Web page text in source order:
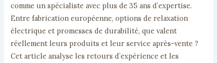
comme un spécialiste avec plus de 35 ans d’expertise.
Entre fabrication européenne, options de relaxation
électrique et promesses de durabilité, que valent
réellement leurs produits et leur service après-vente ?
Cet article analyse les retours d’expérience et les